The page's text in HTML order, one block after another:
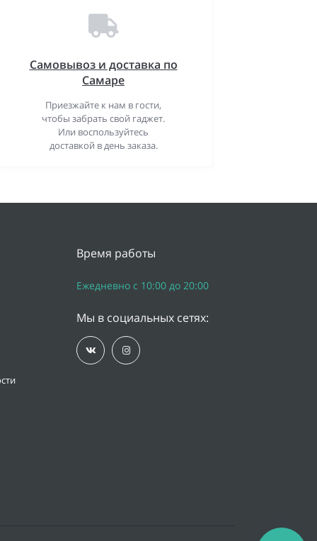
Самовывоз и доставка по
Самаре
Приезжайте к нам в гости,
чтобы забрать свой гаджет.
Или воспользуйтесь
доставкой в день заказа.
Время работы
Ежедневно с 10:00 до 20:00
Мы в социальных сетях: